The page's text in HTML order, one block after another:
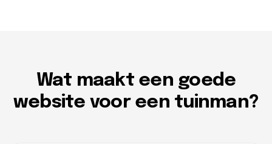
Wat maakt een goede
website voor een tuinman?